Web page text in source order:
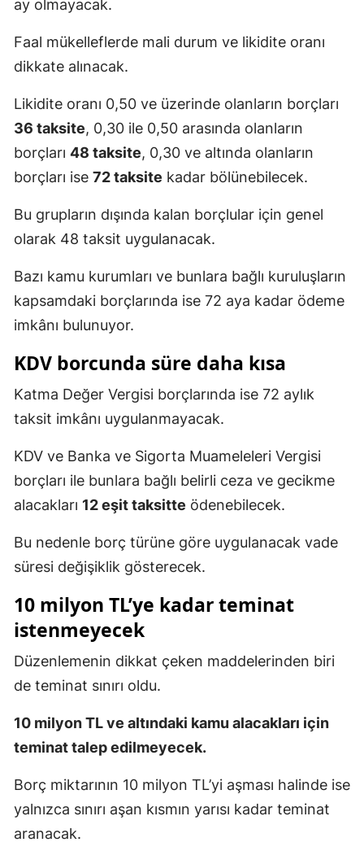
ay olmayacak.
Faal mükelleflerde mali durum ve likidite oranı
dikkate alınacak.
Likidite oranı 0,50 ve üzerinde olanların borçları
36 taksite, 0,30 ile 0,50 arasında olanların
borçları 48 taksite, 0,30 ve altında olanların
borçları ise 72 taksite kadar bölünebilecek.
Bu grupların dışında kalan borçlular için genel
olarak 48 taksit uygulanacak.
Bazı kamu kurumları ve bunlara bağlı kuruluşların
kapsamdaki borçlarında ise 72 aya kadar ödeme
imkânı bulunuyor.
KDV borcunda süre daha kısa
Katma Değer Vergisi borçlarında ise 72 aylık
taksit imkânı uygulanmayacak.
KDV ve Banka ve Sigorta Muameleleri Vergisi
borçları ile bunlara bağlı belirli ceza ve gecikme
alacakları 12 eşit taksitte ödenebilecek.
Bu nedenle borç türüne göre uygulanacak vade
süresi değişiklik gösterecek.
10 milyon TL’ye kadar teminat
istenmeyecek
Düzenlemenin dikkat çeken maddelerinden biri
de teminat sınırı oldu.
10 milyon TL ve altındaki kamu alacakları için
teminat talep edilmeyecek.
Borç miktarının 10 milyon TL’yi aşması halinde ise
yalnızca sınırı aşan kısmın yarısı kadar teminat
aranacak.